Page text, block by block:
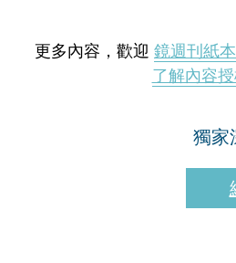
更多內容，歡迎 鏡週刊紙
了解內容
獨家